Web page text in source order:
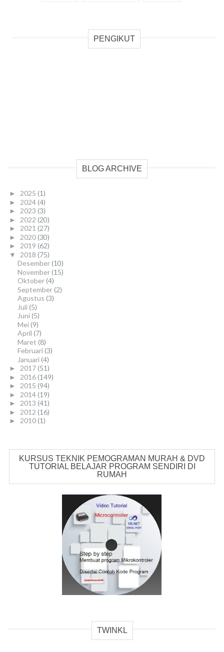
PENGIKUT
BLOG ARCHIVE
► 2025 (1)
► 2024 (4)
► 2023 (3)
► 2022 (20)
► 2021 (27)
► 2020 (30)
► 2019 (62)
▼ 2018 (75)
Desember (10)
November (15)
Oktober (4)
September (2)
Agustus (3)
Juli (5)
Juni (5)
Mei (9)
April (7)
Maret (8)
Februari (3)
Januari (4)
► 2017 (51)
► 2016 (149)
► 2015 (94)
► 2014 (19)
► 2013 (41)
► 2012 (16)
► 2010 (1)
KURSUS TEKNIK PEMOGRAMAN MURAH & DVD
TUTORIAL BELAJAR PROGRAM SENDIRI DI
RUMAH
TWINKL